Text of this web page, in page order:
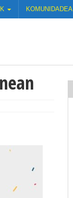
KOMUNIDADEA